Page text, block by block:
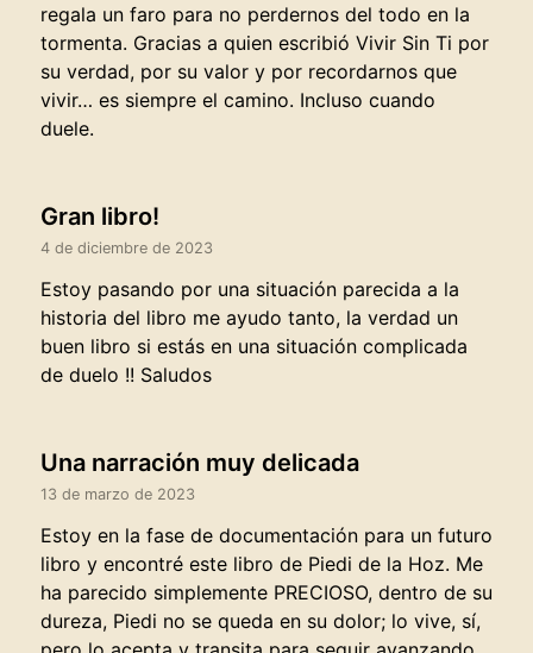
regala un faro para no perdernos del todo en la
tormenta. Gracias a quien escribió Vivir Sin Ti por
su verdad, por su valor y por recordarnos que
vivir… es siempre el camino. Incluso cuando
duele.
Gran libro!
4 de diciembre de 2023
Estoy pasando por una situación parecida a la
historia del libro me ayudo tanto, la verdad un
buen libro si estás en una situación complicada
de duelo !! Saludos
Una narración muy delicada
13 de marzo de 2023
Estoy en la fase de documentación para un futuro
libro y encontré este libro de Piedi de la Hoz. Me
ha parecido simplemente PRECIOSO, dentro de su
dureza, Piedi no se queda en su dolor; lo vive, sí,